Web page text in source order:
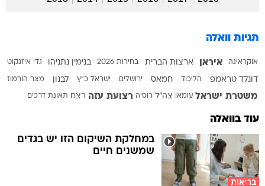
תגיות וואלה
אוקראינה איראן ארצות הברית בחירות 2026 בנימין נתניהו גדי איזנקוט
דונלד טראמפ הליכוד חמאס ירושלים ישראל כ"ץ לבנון מצר הורמוז
משטרת ישראל עומאן צה"ל רוסיה רצועת עזה רצח תאונת דרכים
עוד בוואלה
בריאות
במחלקת השיקום הזו יש בגדים
שמשנים חיים